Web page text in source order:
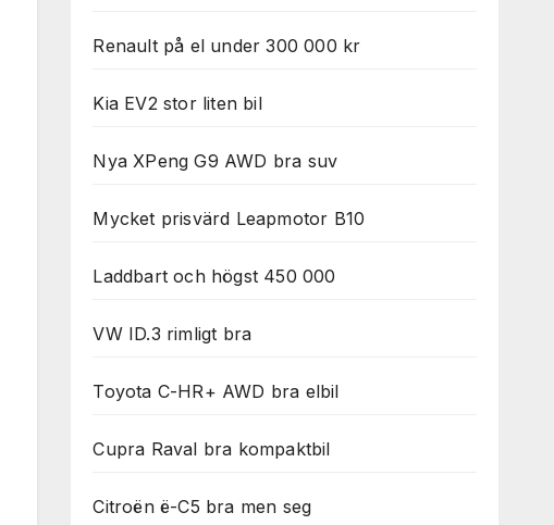
Renault på el under 300 000 kr
Kia EV2 stor liten bil
Nya XPeng G9 AWD bra suv
Mycket prisvärd Leapmotor B10
Laddbart och högst 450 000
VW ID.3 rimligt bra
Toyota C-HR+ AWD bra elbil
Cupra Raval bra kompaktbil
Citroën ë-C5 bra men seg